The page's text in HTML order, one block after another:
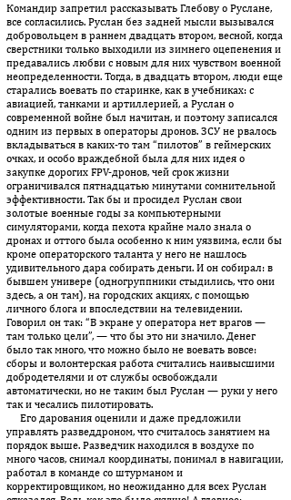
Командир запретил рассказывать Глебову о Руслане,
все согласились. Руслан без задней мысли вызывался
добровольцем в раннем двадцать втором, весной, когда
сверстники только выходили из зимнего оцепенения и
предавались любви с новым для них чувством военной
неопределенности. Тогда, в двадцать втором, люди еще
старались воевать по старинке, как в учебниках: с
авиацией, танками и артиллерией, а Руслан о
современной войне был начитан, и поэтому записался
одним из первых в операторы дронов. ЗСУ не рвалось
вкладываться в каких-то там “пилотов” в геймерских
очках, и особо враждебной была для них идея о
закупке дорогих FPV-дронов, чей срок жизни
ограничивался пятнадцатью минутами сомнительной
эффективности. Так бы и просидел Руслан свои
золотые военные годы за компьютерными
симуляторами, когда пехота крайне мало знала о
дронах и оттого была особенно к ним уязвима, если бы
кроме операторского таланта у него не нашлось
удивительного дара собирать деньги. И он собирал: в
бывшем универе (одногруппники стыдились, что они
здесь, а он там), на городских акциях, с помощью
личного блога и впоследствии на телевидении.
Говорил он так: “В экране у оператора нет врагов —
там только цели”, — что бы это ни значило. Денег
было так много, что можно было не воевать вовсе:
сборы и волонтерская работа считались наивысшими
добродетелями и от службы освобождали
автоматически, но не таким был Руслан — руки у него
так и чесались пилотировать.
Его дарования оценили и даже предложили
управлять разведдроном, что считалось занятием на
порядок выше. Разведчик находился в воздухе по
много часов, снимал координаты, понимал в навигации,
работал в команде со штурманом и
корректировщиком, но неожиданно для всех Руслан